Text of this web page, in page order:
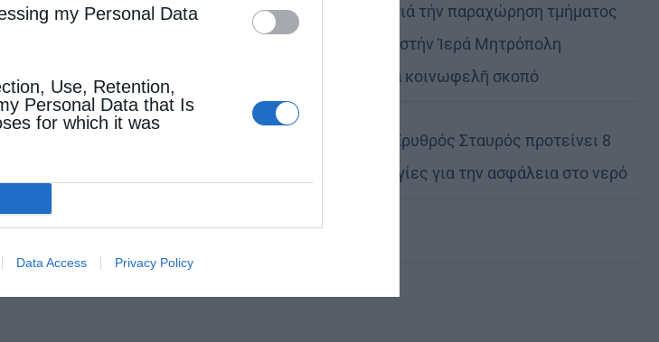
my Personal Data
Use, Retention,
Personal Data that Is
for which it was
Data Access Privacy Policy
Εὐχαριστίες γιά τήν παραχώρηση τμήματος
στρατοπέδου στήν Ἱερά Μητρόπολη
Καστορίας γιά κοινωφελῆ σκοπό
Ο Ελληνικός Ερυθρός Σταυρός προτείνει 8
χρήσιμες οδηγίες για την ασφάλεια στο νερό